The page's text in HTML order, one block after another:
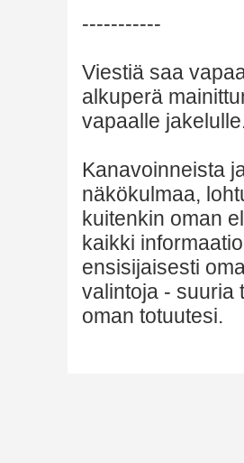
-----------
Viestiä saa
alkuperä
vapaalle
Kanavoinneista
näkökulmaa,
kuitenkin oman
kaikki
ensisijaisesti
valintoja - suuria
oman totuutesi.